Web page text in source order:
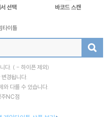
선택 바코드 스캔
타이틀
다. ( - 하이픈 제외)
경됩니다.
와 다를 수 있습니다.
주NC점